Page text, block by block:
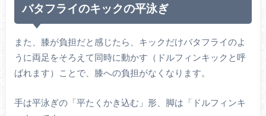
バタフライのキックの平泳ぎ
また、膝が負担だと感じたら、キックだけバタフライのよ
うに両足をそろえて同時に動かす（ドルフィンキックと呼
ばれます）ことで、膝への負担がなくなります。
手は平泳ぎの「平たくかき込む」形、脚は「ドルフィンキ